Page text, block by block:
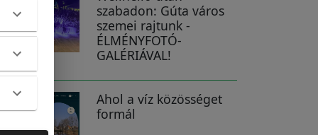
szabadon: Gúta város
szemei rajtunk -
ÉLMÉNYFOTÓ-
GALÉRIÁVAL!
Ahol a víz közösséget
formál